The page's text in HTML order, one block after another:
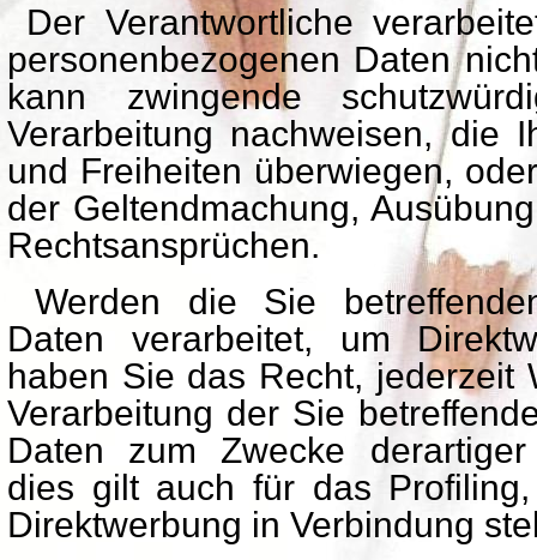
Der Verantwortliche
personenbezogenen Daten
kann zwingende
Verarbeitung nachweisen, die
und Freiheiten überwiegen,
der Geltendmachung,
Rechtsansprüchen.
Werden die Sie
Daten verarbeitet, um
haben Sie das Recht, jederzeit
Verarbeitung der Sie
Daten zum Zwecke
dies gilt auch für das
Direktwerbung in Verbindung